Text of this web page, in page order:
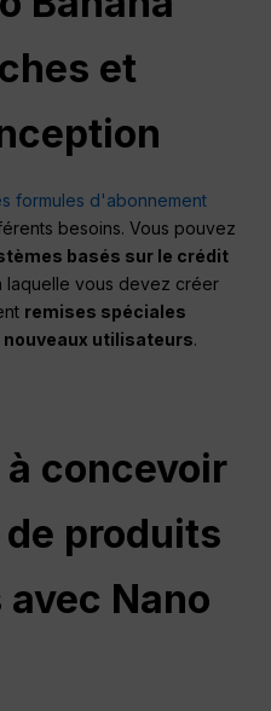
et
formules d'abonnement
besoins. Vous pouvez
basés sur le crédit
laquelle vous devez créer
remises spéciales
nouveaux utilisateurs.
concevoir
produits
avec Nano